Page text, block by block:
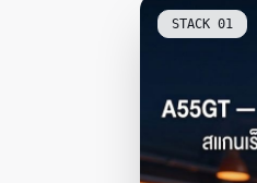
STACK 01